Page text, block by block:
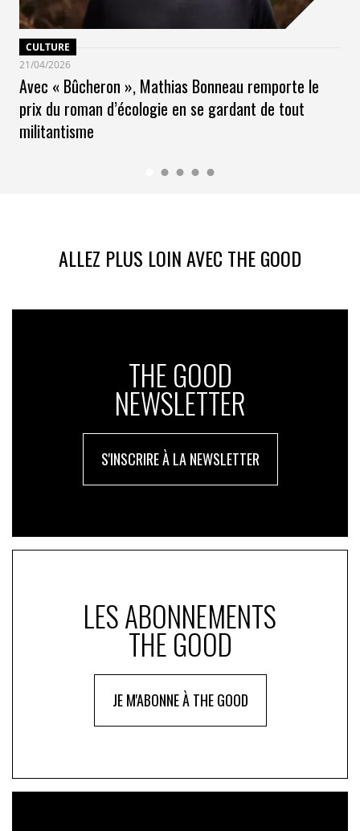
CULTURE
21/04/2026
Avec « Bûcheron », Mathias Bonneau remporte le
prix du roman d’écologie en se gardant de tout
militantisme
ALLEZ PLUS LOIN AVEC THE GOOD
THE GOOD
NEWSLETTER
S'INSCRIRE À LA NEWSLETTER
LES ABONNEMENTS
THE GOOD
JE M'ABONNE À THE GOOD